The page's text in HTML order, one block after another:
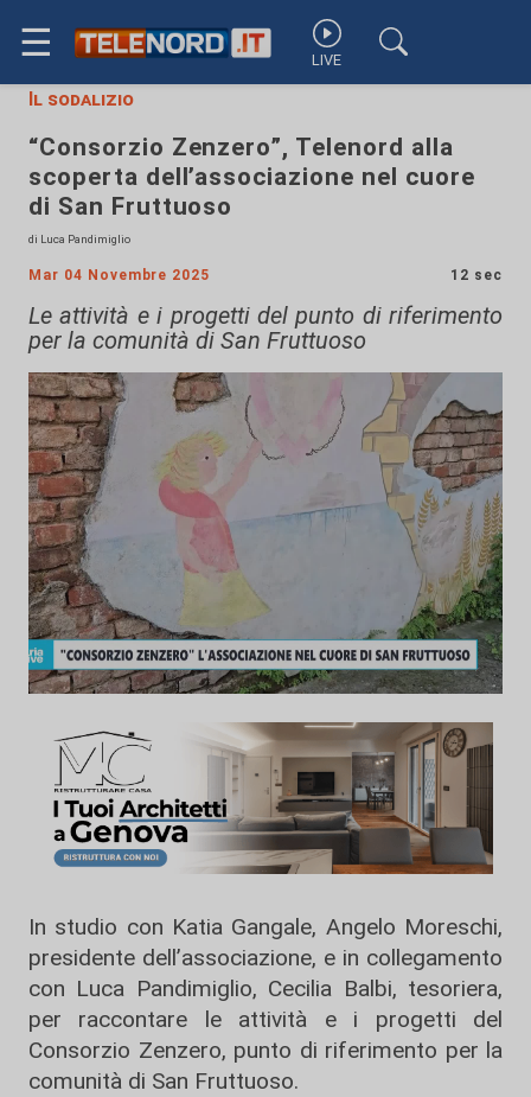
☰ LIVE
Il sodalizio
“Consorzio Zenzero”, Telenord alla
scoperta dell’associazione nel cuore
di San Fruttuoso
di Luca Pandimiglio
Mar 04 Novembre 2025 12 sec
Le attività e i progetti del punto di riferimento
per la comunità di San Fruttuoso
In studio con Katia Gangale, Angelo Moreschi,
presidente dell’associazione, e in collegamento
con Luca Pandimiglio, Cecilia Balbi, tesoriera,
per raccontare le attività e i progetti del
Consorzio Zenzero, punto di riferimento per la
comunità di San Fruttuoso.